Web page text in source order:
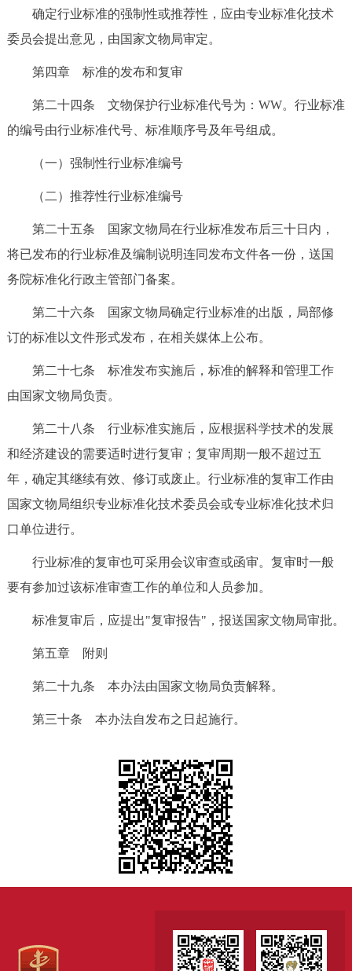
确定行业标准的强制性或推荐性，应由专业标准化技术
委员会提出意见，由国家文物局审定。
第四章 标准的发布和复审
第二十四条 文物保护行业标准代号为：WW。行业标准
的编号由行业标准代号、标准顺序号及年号组成。
（一）强制性行业标准编号
（二）推荐性行业标准编号
第二十五条 国家文物局在行业标准发布后三十日内，
将已发布的行业标准及编制说明连同发布文件各一份，送国
务院标准化行政主管部门备案。
第二十六条 国家文物局确定行业标准的出版，局部修
订的标准以文件形式发布，在相关媒体上公布。
第二十七条 标准发布实施后，标准的解释和管理工作
由国家文物局负责。
第二十八条 行业标准实施后，应根据科学技术的发展
和经济建设的需要适时进行复审；复审周期一般不超过五
年，确定其继续有效、修订或废止。行业标准的复审工作由
国家文物局组织专业标准化技术委员会或专业标准化技术归
口单位进行。
行业标准的复审也可采用会议审查或函审。复审时一般
要有参加过该标准审查工作的单位和人员参加。
标准复审后，应提出"复审报告"，报送国家文物局审批。
第五章 附则
第二十九条 本办法由国家文物局负责解释。
第三十条 本办法自发布之日起施行。